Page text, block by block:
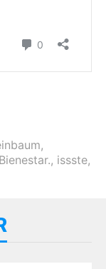
,
, issste,